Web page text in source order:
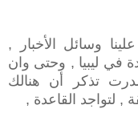
وسائل الأخبار ,
في ليبيا , وحتى وان
تذكر أن هنالك
, لتواجد القاعدة ,